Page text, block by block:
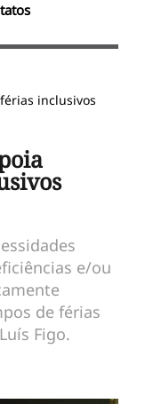
inclusivos
e/ou
de férias
Figo.